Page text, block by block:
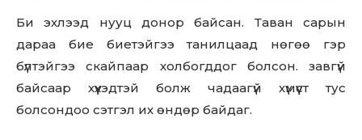
Би эхлээд нууц донор байсан. Таван сарын
дараа бие биетэйгээ танилцаад нөгөө гэр
бүлтэйгээ скайпаар холбогддог болсон. завгүй
байсаар хүүхэдтэй болж чадаагүй хүмүүст тус
болсондоо сэтгэл их өндөр байдаг.